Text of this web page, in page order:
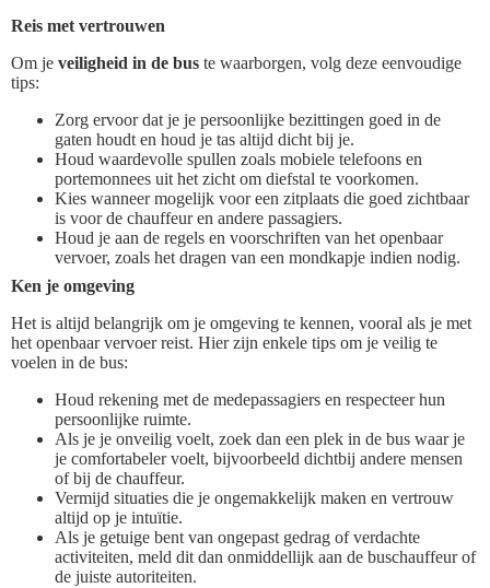
Reis met vertrouwen
Om je veiligheid in de bus te waarborgen, volg deze eenvoudige
tips:
Zorg ervoor dat je je persoonlijke bezittingen goed in de
gaten houdt en houd je tas altijd dicht bij je.
Houd waardevolle spullen zoals mobiele telefoons en
portemonnees uit het zicht om diefstal te voorkomen.
Kies wanneer mogelijk voor een zitplaats die goed zichtbaar
is voor de chauffeur en andere passagiers.
Houd je aan de regels en voorschriften van het openbaar
vervoer, zoals het dragen van een mondkapje indien nodig.
Ken je omgeving
Het is altijd belangrijk om je omgeving te kennen, vooral als je met
het openbaar vervoer reist. Hier zijn enkele tips om je veilig te
voelen in de bus:
Houd rekening met de medepassagiers en respecteer hun
persoonlijke ruimte.
Als je je onveilig voelt, zoek dan een plek in de bus waar je
je comfortabeler voelt, bijvoorbeeld dichtbij andere mensen
of bij de chauffeur.
Vermijd situaties die je ongemakkelijk maken en vertrouw
altijd op je intuïtie.
Als je getuige bent van ongepast gedrag of verdachte
activiteiten, meld dit dan onmiddellijk aan de buschauffeur of
de juiste autoriteiten.